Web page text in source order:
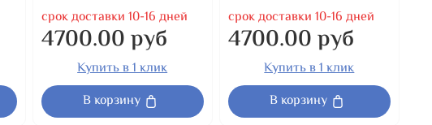
срок доставки 10-16 дней
4700.00 руб
Купить в 1 клик
В корзину
срок доставки 10-16 дней
4700.00 руб
Купить в 1 клик
В корзину